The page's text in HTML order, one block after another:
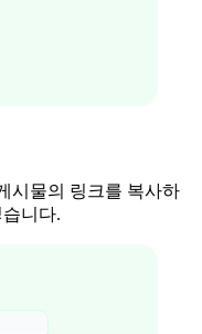
시물의 링크를 복사하
니다.